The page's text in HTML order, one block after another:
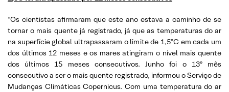
“Os cientistas afirmaram que este ano estava a caminho de se
tornar o mais quente já registrado, já que as temperaturas do ar
na superfície global ultrapassaram o limite de 1,5ºC em cada um
dos últimos 12 meses e os mares atingiram o nível mais quente
dos últimos 15 meses consecutivos. Junho foi o 13º mês
consecutivo a ser o mais quente registrado, informou o Serviço de
Mudanças Climáticas Copernicus. Com uma temperatura do ar